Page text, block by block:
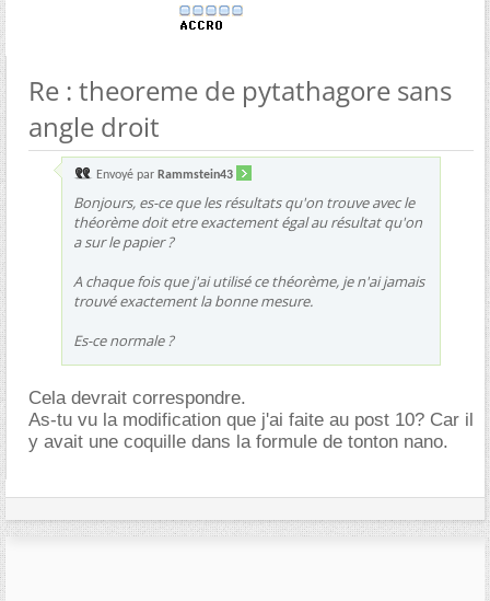
Re : theoreme de pytathagore sans
angle droit
Envoyé par Rammstein43
Bonjours, es-ce que les résultats qu'on trouve avec le
théorème doit etre exactement égal au résultat qu'on
a sur le papier ?
A chaque fois que j'ai utilisé ce théorème, je n'ai jamais
trouvé exactement la bonne mesure.
Es-ce normale ?
Cela devrait correspondre.
As-tu vu la modification que j'ai faite au post 10? Car il
y avait une coquille dans la formule de tonton nano.